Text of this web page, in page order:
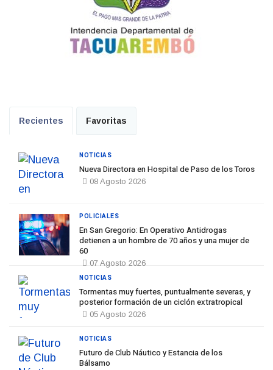
Recientes Favoritas
Nueva Directora en Hospital de Paso de los Toros
08 Agosto 2026
NOTICIAS
En San Gregorio: En Operativo Antidrogas
detienen a un hombre de 70 años y una mujer de
60
07 Agosto 2026
POLICIALES
Tormentas muy fuertes, puntualmente severas, y
posterior formación de un ciclón extratropical
05 Agosto 2026
NOTICIAS
Futuro de Club Náutico y Estancia de los
Bálsamo
NOTICIAS